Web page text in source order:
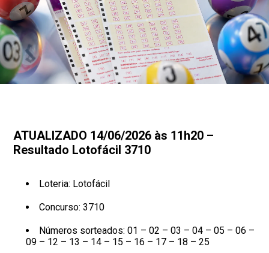
ATUALIZADO 14/06/2026 às 11h20 –
Resultado Lotofácil 3710
Loteria: Lotofácil
Concurso: 3710
Números sorteados: 01 – 02 – 03 – 04 – 05 – 06 –
09 – 12 – 13 – 14 – 15 – 16 – 17 – 18 – 25